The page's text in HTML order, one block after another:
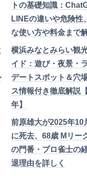
トの基礎知識：
LINEの違いや危険性
な使い方や料金まで
横浜みなとみらい観
イド：遊び・夜景・
デートスポット＆穴
ス情報付き徹底解説
年】
前原雄大が2025年10
に死去、68歳 Mリー
の門番・プロ雀士の
退理由を詳しく